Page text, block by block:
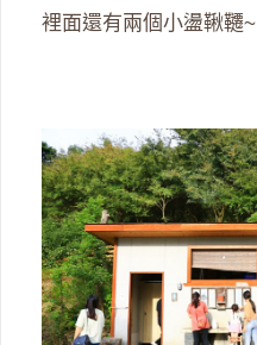
裡面還有兩個小盪鞦韆~